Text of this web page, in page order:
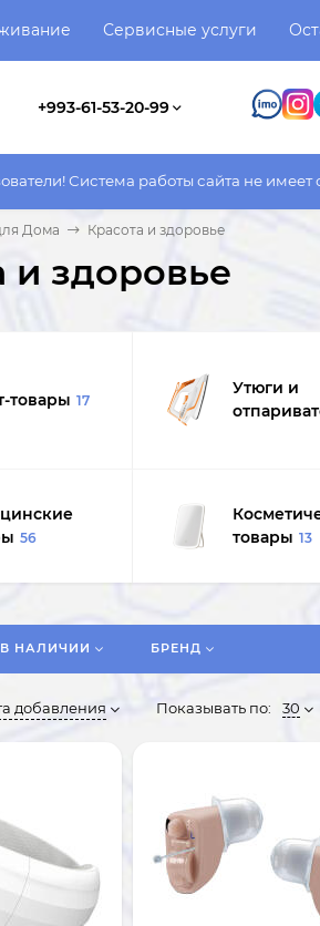
Сервисные услуги
+993-61-53-20-99
сайта не имеет отношения к системе
Дома Красота и здоровье
и здоровье
товары 17
Утюги и
56
товары 13
В НАЛИЧИИ БРЕНД
добавления Показывать по: 30